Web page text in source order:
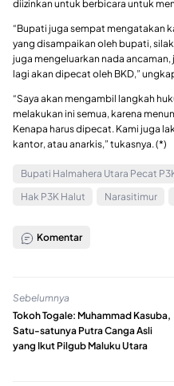
diizinkan untuk berbicara untuk
“Bupati juga sempat mengatakan
yang disampaikan oleh bupati,
juga mengeluarkan nada
lagi akan dipecat oleh BKD,”
“Saya akan mengambil langkah
melakukan ini semua, karena
Kenapa harus dipecat. Kami juga
kantor, atau anarkis,” tukasnya. (*)
Bupati Halmahera Utara Pecat
Hak P3K Halut
Narasitimur
Komentar
Sebelumnya
Tokoh Togale: Muhammad Kasuba,
Satu-satunya Putra Canga Asli
yang Ikut Pilgub Maluku Utara